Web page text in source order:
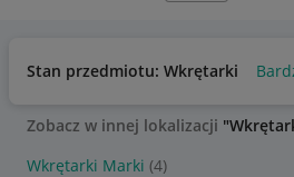
Stan przedmiotu: Wkrętarki
Zobacz w innej lokalizacji
Wkrętarki Marki (4)